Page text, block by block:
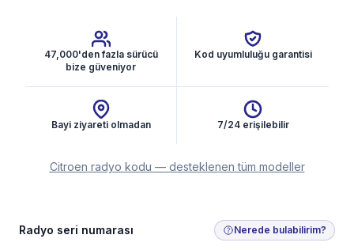
47,000'den fazla sürücü
bize güveniyor
Kod uyumluluğu garantisi
Bayi ziyareti olmadan 7/24 erişilebilir
Citroen radyo kodu — desteklenen tüm modeller
Radyo Kodunu Al
Radyo seri numarası Nerede bulabilirim?